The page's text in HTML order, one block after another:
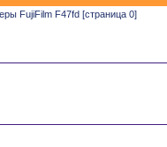
FujiFilm F47fd [страница 0]